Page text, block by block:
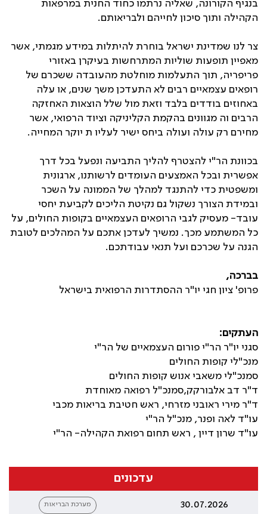
בנגיף הקורונה, שאליה נרתמו כחוד החנית במרפאות
הקהילה ותוך סיכון לחייהם ולבריאותם.
צר לנו שמדינת ישראל בוחרת להיתלות במידע מגמתי, אשר
מאפיין תופעות שוליות המתרחשות בעיקרן באזורי
פריפריה, תוך התעלמות מוחלטת מהעובדה ששכרם של
רופאים עצמאיים רבים לא התעדכן משך שנים, או עלה
באחוזים בודדים בלבד וזאת מול שלל הוצאות האחזקה
הרבים וה מגוונים בהקמת הקליניקה וציוד הרפואי, אשר
מחירם רק עולה ועולה ביחס ישיר לעליו ת יוקר המחייה.
בכוונת הר"י להצטרף להליך התביעה ונפעל בכל דרך
אפשרית ובכל האמצעים העומדים לרשותנו, ארגונית
ומשפטית כדי להתנגד למהלך של הממונה על השכר
ובמידת הצורך נשקול גם נקיטת הליכים לקביעת יחסי
עובד- מעסיק לגבי הרופאים העצמאיים בקופות החולים, על
כל המשתמע מכך. נמשיך לעדכן אתכם על המהלכים לטובת
הגנה על שכרכם ועל תנאי עבודתכם.
בברכה,
פרופ' ציון חגי יו"ר ההסתדרות הרפואית בישראל
העתקים:
סגני יו"ר הר"י פורום העצמאיים של הר"י
מנכ"לי קופות החולים
סמנכ"לי משאבי אנוש קופות החולים
ד"ר דב אלבורקק,סמנכ"ל רפואה מאוחדת
ד"ר מירי ראובני מזרחי, ראש חטיבת בריאות מכבי
עו"ד לאה ופנר, מנכ"ל הר"י
עו"ד שרון דיין , ראש תחום רפואת הקהילה- הר"י
עדכונים
30.07.2026 מערכת הבריאות